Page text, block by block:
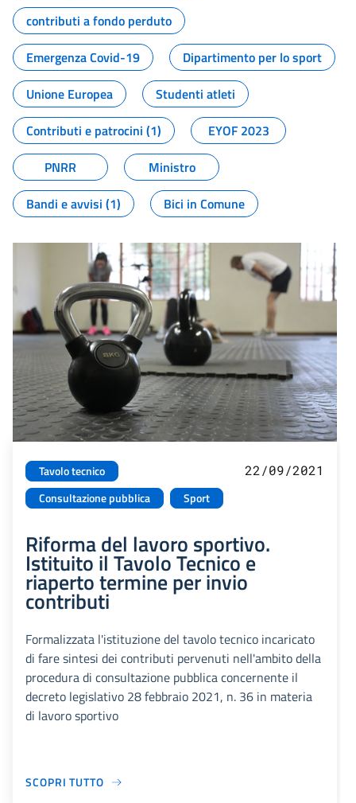
contributi a fondo perduto
Emergenza Covid-19
Dipartimento per lo sport
Unione Europea
Studenti atleti
Contributi e patrocini (1)
EYOF 2023
PNRR
Ministro
Bandi e avvisi (1)
Bici in Comune
Tavolo tecnico
Consultazione pubblica
Sport
22/09/2021
Riforma del lavoro sportivo.
Istituito il Tavolo Tecnico e
riaperto termine per invio
contributi
Formalizzata l'istituzione del tavolo tecnico incaricato
di fare sintesi dei contributi pervenuti nell'ambito della
procedura di consultazione pubblica concernente il
decreto legislativo 28 febbraio 2021, n. 36 in materia
di lavoro sportivo
SCOPRI TUTTO